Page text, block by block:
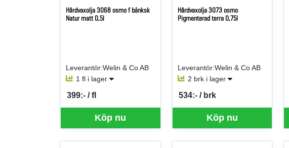
Hårdvaxolja 3068 osmo f bänksk
Natur matt 0,5l
Leverantör:Welin & Co AB
1 fl i lager
Köp nu
399:- / fl
SEK per FL
Hårdvaxolja 3073 osmo
Pigmenterad terra 0,75l
Leverantör:Welin & Co AB
2 brk i lager
Köp nu
534:- / brk
SEK per BRK